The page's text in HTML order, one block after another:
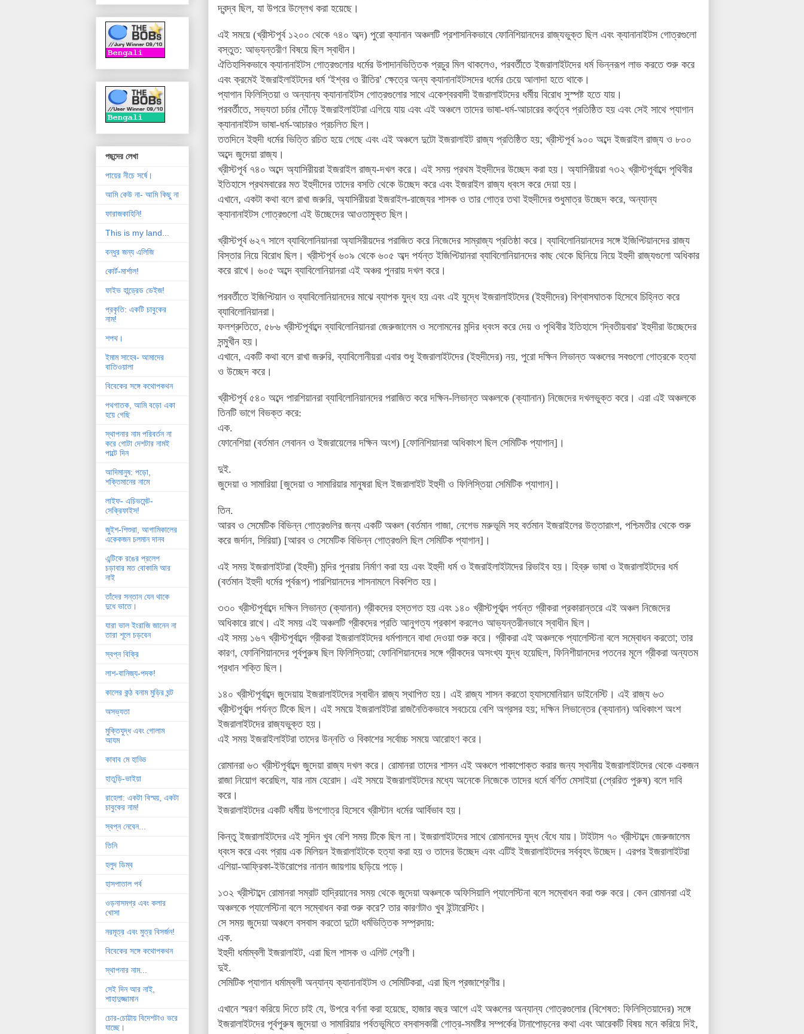
দ্বন্দ্ব ছিল, যা উপরে উল্লেখ করা হয়েছে।
এই সময়ে (খ্রীস্টপূর্ব ১২০০ থেকে ৭৪০ অব্দ) পুরো ক্যানান অঞ্চলটি প্রশাসনিকভাবে ফোনিশিয়ানদের রাজ্যভুক্ত ছিল এবং ক্যানানাইটস গোত্রগুলো
বস্তুত: আভ্যন্তরীণ বিষয়ে ছিল স্বাধীন।
ঐতিহাসিকভাবে ক্যানানাইটস গোত্রগুলোর ধর্মের উপাদানভিত্তিক প্রচুর মিল থাকলেও, পরবর্তীতে ইজরালাইটদের ধর্ম ভিন্নরূপ লাভ করতে শুরু করে
এবং ক্রমেই ইজরাইলাইটদের ধর্ম ‘ইশ্বর ও রীতির’ ক্ষেত্রে অন্য ক্যানানাইটসদের ধর্মের চেয়ে আলাদা হতে থাকে।
প্যাগান ফিলিস্তিয়া ও অন্যান্য ক্যানানাইটস গোত্রগুলোর সাথে একেশ্বরবাদী ইজরালাইটদের ধর্মীয় বিরোধ সুস্পষ্ট হতে যায়।
পরবর্তীতে, সভ্যতা চর্চার দৌঁড়ে ইজরাইলাইটরা এগিয়ে যায় এবং এই অঞ্চলে তাদের ভাষা-ধর্ম-আচারের কর্তৃত্ব প্রতিষ্ঠিত হয় এবং সেই সাথে প্যাগান
ক্যানানাইটস ভাষা-ধর্ম-আচারও প্রচলিত ছিল।
ততদিনে ইহুদী ধর্মের ভিত্তি রচিত হয়ে গেছে এবং এই অঞ্চলে দুটো ইজরালাইট রাজ্য প্রতিষ্ঠিত হয়; খ্রীস্টপূর্ব ৯০০ অব্দে ইজরাইল রাজ্য ও ৮০০
অব্দে জুদেয়া রাজ্য।
খ্রীস্টপূর্ব ৭৪০ অব্দে অ্যাসিরীয়রা ইজরাইল রাজ্য-দখল করে। এই সময় প্রথম ইহুদীদের উচ্ছেদ করা হয়। অ্যাসিরীয়রা ৭৩২ খ্রীস্টপূর্বাব্দে পৃথিবীর
ইতিহাসে প্রথমবারের মত ইহুদীদের তাদের বসতি থেকে উচ্ছেদ করে এবং ইজরাইল রাজ্য ধ্বংস করে দেয়া হয়।
এখানে, একটা কথা বলে রাখা জরুরি, অ্যাসিরীয়রা ইজরাইল-রাজ্যের শাসক ও তার গোত্র তথা ইহুদীদের শুধুমাত্র উচ্ছেদ করে, অন্যান্য
ক্যানানাইটস গোত্রগুলো এই উচ্ছেদের আওতামুক্ত ছিল।
খ্রীস্টপূর্ব ৬২৭ সালে ব্যাবিলোনিয়ানরা অ্যাসিরীয়দের পরাজিত করে নিজেদের সাম্রাজ্য প্রতিষ্ঠা করে। ব্যাবিলোনিয়ানদের সঙ্গে ইজিপ্টিয়ানদের রাজ্য
বিস্তার নিয়ে বিরোধ ছিল। খ্রীস্টপূর্ব ৬০৯ থেকে ৬০৫ অব্দ পর্যন্ত ইজিপ্টিয়ানরা ব্যাবিলোনিয়ানদের কাছ থেকে ছিনিয়ে নিয়ে ইহুদী রাজ্যগুলো অধিকার
করে রাখে। ৬০৫ অব্দে ব্যাবিলোনিয়ানরা এই অঞ্চর পুনরায় দখল করে।
পরবর্তীতে ইজিপ্টিয়ান ও ব্যাবিলোনিয়ানদের মাঝে ব্যাপক যুদ্ধ হয় এবং এই যুদ্ধে ইজরালাইটদের (ইহুদীদের) বিশ্বাসঘাতক হিসেবে চিহ্নিত করে
ব্যাবিলোনিয়ানরা।
ফলশ্রুতিতে, ৫৮৬ খ্রীস্টপূর্বাব্দে ব্যাবিলোনিয়ানরা জেরুজালেম ও সলোমনের মন্দির ধ্বংস করে দেয় ও পৃথিবীর ইতিহাসে ‘দ্বিতীয়বার’ ইহুদীরা উচ্ছেদের
সন্মুখীন হয়।
এখানে, একটি কথা বলে রাখা জরুরি,ব্যাবিলোনীয়রা এবার শুধু ইজরালাইটদের (ইহুদীদের) নয়, পুরো দক্ষিন লিভান্ত অঞ্চলের সবগুলো গোত্রকে হত্যা
ও উচ্ছেদ করে।
খ্রীস্টপূর্ব ৫৪০ অব্দে পারশিয়ানরা ব্যাবিলোনিয়ানদের পরাজিত করে দক্ষিন-লিভান্ত অঞ্চলকে (ক্যাানান) নিজেদের দখলভুক্ত করে। এরা এই অঞ্চলকে
তিনটি ভাগে বিভক্ত করে:
এক.
ফোনেশিয়া (বর্তমান লেবানন ও ইজরায়েলের দক্ষিন অংশ) [ফোনিশিয়ানরা অধিকাংশ ছিল সেমিটিক প্যাগান] ।
দুই.
জুদেয়া ও সামারিয়া [জুদেয়া ও সামারিয়ার মানুষরা ছিল ইজরালাইট ইহুদী ও ফিলিস্তিয়া সেমিটিক প্যাগান] ।
তিন.
আরব ও সেমেটিক বিভিন্ন গোত্রগুলির জন্য একটি অঞ্চল (বর্তমান গাজা, নেগেভ মরুভূমি সহ বর্তমান ইজরাইলের উত্তারাংশ, পশ্চিমতীর থেকে শুরু
করে জর্দান, সিরিয়া) [আরব ও সেমেটিক বিভিন্ন গোত্রগুলি ছিল সেমিটিক প্যাগান] ।
এই সময় ইজরালাইটরা (ইহুদী) মন্দির পুনরায় নির্মাণ করা হয় এবং ইহুদী ধর্ম ও ইজরাইলাইটাদের রিভাইব হয়। হিব্রু ভাষা ও ইজরালাইটদের ধর্ম
(বর্তমান ইহুদী ধর্মের পূর্বরূপ) পারশিয়ানদের শাসনামলে বিকশিত হয়।
৩৩০ খ্রীস্টপূর্বাব্দে দক্ষিন লিভান্ত (ক্যানান) গ্রীকদের হস্তগত হয় এবং ১৪০ খ্রীস্টপূর্বাব্দ পর্যন্ত গ্রীকরা প্রকারান্তরে এই অঞ্চল নিজেদের
অধিকারে রাখে। এই সময় এই অঞ্চলটি গ্রীকদের প্রতি আনুগত্য প্রকাশ করলেও আভ্যন্তরীনভাবে স্বাধীন ছিল।
এই সময় ১৬৭ খ্রীস্টপূর্বাব্দে গ্রীকরা ইজরালাইটদের ধর্মপালনে বাধা দেওয়া শুরু করে। গ্রীকরা এই অঞ্চলকে প্যালেস্টিনা বলে সম্বোধন করতো;তার
কারণ, ফোনিশিয়ানদের পূর্বপুরুষ ছিল ফিলিস্তিয়া; ফোনিশিয়ানদের সঙ্গে গ্রীকদের অসংখ্য যুদ্ধ হয়েছিল, ফিনিশীয়ানদের পতনের মূলে গ্রীকরা অন্যতম
প্রধান শক্তি ছিল।
১৪০ খ্রীস্টপূর্বাব্দে জুদেয়ায় ইজরালাইটদের স্বাধীন রাজ্য স্থাপিত হয়। এই রাজ্য শাসন করতো হ্যাসমোনিয়ান ডাইনেস্টি। এই রাজ্য ৬৩
খ্রীস্টপূর্বাব্দ পর্যন্ত টিকে ছিল। এই সময়ে ইজরালাইটরা রাজনৈতিকভাবে সবচেয়ে বেশি অগ্রসর হয়;দক্ষিন লিভান্তের (ক্যানান) অধিকাংশ অংশ
ইজরালাইটদের রাজ্যভুক্ত হয়।
এই সময় ইজরাইলাইটরা তাদের উন্নতি ও বিকাশের সর্বোচ্চ সময়ে আরোহণ করে।
রোমানরা ৬৩ খ্রীস্টপূর্বাব্দে জুদেয়া রাজ্য দখল করে। রোমানরা তাদের শাসন এই অঞ্চলে পাকাপোক্ত করার জন্য স্থানীয় ইজরালাইটদের থেকে একজন
রাজা নিয়োগ করেছিল, যার নাম হেরোদ। এই সময়ে ইজরালাইটদের মধ্যে অনেকে নিজেকে তাদের ধর্মে বর্ণিত মেসাইয়া (প্রেরিত পুরুষ) বলে দাবি
করে।
ইজরালাইটদের একটি ধর্মীয় উপগোত্র হিসেবে খ্রীস্টান ধর্মের আর্বিভাব হয়।
কিন্তু ইজরালাইটদের এই সুদিন খুব বেশি সময় টিকে ছিল না। ইজরালাইটদের সাথে রোমানদের যুদ্ধ বেঁধে যায়। টাইটাস ৭০ খ্রীস্টাব্দে জেরুজালেম
ধ্বংস করে এবং প্রায় এক মিলিয়ন ইজরালাইটকে হত্যা করা হয় ও তাদের উচ্ছেদ এবং এটিই ইজরালাইটদের সর্ববৃহৎ উচ্ছেদ। এরপর ইজরালাইটরা
এশিয়া-আফ্রিকা-ইউরোপের নানান জায়গায় ছড়িয়ে পড়ে।
১৩২ খ্রীস্টাব্দে রোমানরা সম্রাট হাদ্রিয়ানের সময় থেকে জুদেয়া অঞ্চলকে অফিসিয়ালি প্যালেস্টিনা বলে সম্বোধন করা শুরু করে। কেন রোমানরা এই
অঞ্চলকে প্যালেস্টিনা বলে সম্বোধন করা শুরু করে? তার কারণটাও খুব ইন্টারেস্টিং।
সে সময় জুদেয়া অঞ্চলে বসবাস করতো দুটো ধর্মভিত্তিক সম্প্রদায়:
এক.
ইহুদী ধর্মাম্বলী ইজরালাইট, এরা ছিল শাসক ও এলিট শ্রেণী।
দুই.
সেমিটিক প্যাগান ধর্মাম্বলী অন্যান্য ক্যানানাইটস ও সেমিটিকরা, এরা ছিল প্রজাশ্রেণীর।
এখানে স্মরণ করিয়ে দিতে চাই যে, উপরে বর্ণনা করা হয়েছে, হাজার বছর আগে এই অঞ্চলের অন্যান্য গোত্রগুলোর (বিশেষত: ফিলিস্তিয়াদের) সঙ্গে
ইজরালাইটদের পূর্বপুরুষ জুদেয়া ও সামারিয়ার পর্বতভূমিতে বসবাসকারী গোত্র-সমষ্টির সম্পর্কের টানাপোড়নের কথা এবং আরেকটি বিষয় মনে করিয়ে দিই,
পছন্দের লেখা
পায়ের নীচে সর্ষে।
আমি কেউ না- আমি কিছু না
ফারাজকাহিনি!
This is my land...
বন্ধুর জন্য এলিজি
কোর্ট-মার্শাল!
ফাইভ হান্ড্রেড ডেইজ!
প্রকৃতি: একটি চাবুকের
নাম!
শপথ।
ইমাম সাহেব- আমাদের
বাতিওয়ালা
বিবেকের সঙ্গে কথোপকথন
পথগাতক, আমি বড়ো একা
হয়ে গেছি
স্থাপনার নাম পরিবর্তন না
করে গোটা দেশটার নামই
পাল্টে দিন
আদিমানুষ: পড়ো,
শক্তিমানের নামে
লাইফ- এচিভমেন্ট-
সেক্রিফাইস!
জুইশ-শিশুরা, আগামিকালের
একেকজন চলমান দানব
এন্টিকে রঙের প্রলেপ
চড়াবার মত বোকামি আর
নাই
তাঁদের সন্তান যেন থাকে
দুধে ভাতে।
যারা ভাল ইংরাজি জানেন না
তারা শূলে চড়বেন
স্বপ্ন বিক্রি
লাশ-বানিজ্য-পদক!
কালের কন্ঠ বনাম মুড়ির ঘন্ট
অসভ্যতা
মুক্তিযুদ্ধ এবং গোলাম
আযম
কাবাব মে হাড্ডি
হাতুড়ি-ভাইয়া
রাহেলা: একটা বিস্ময়, একটা
চাবুকের নাম!
স্বপ্ন নেবেন...
তিনি
হলুদ ডিম্ব
হাসপাতাল পর্ব
ওড়নাসমগ্র এবং কলার
খোসা
নরমূত্র এবং মুত্র বিসর্জন!
বিবেকের সঙ্গে কথোপকথন
স্থাপনার নাম...
সেই দিন আর নাই,
শাহাদুজ্জামান
চোর-চোট্টায় বিদেশটাও ভরে
যাচ্ছে।